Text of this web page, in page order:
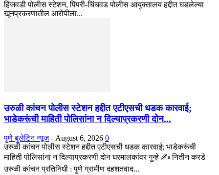
हिंजवडी पोलीस स्टेशन, पिंपरी-चिंचवड पोलीस आयुक्तालय हद्दीत घडलेल्या
खूनप्रकरणातील आरोपीला...
उरुळी कांचन पोलीस स्टेशन हद्दीत एटीएसची धडक कारवाई;
भाडेकरूंची माहिती पोलिसांना न दिल्याप्रकरणी दोन...
पुणे बुलेटिन न्यूज - August 6, 2026 0
उरुळी कांचन पोलीस स्टेशन हद्दीत एटीएसची धडक कारवाई; भाडेकरूंची
माहिती पोलिसांना न दिल्याप्रकरणी दोन घरमालकांवर गुन्हे ✍️ नितीन करडे
उरुळी कांचन प्रतिनिधी : पुणे ग्रामीण दहशतवाद...